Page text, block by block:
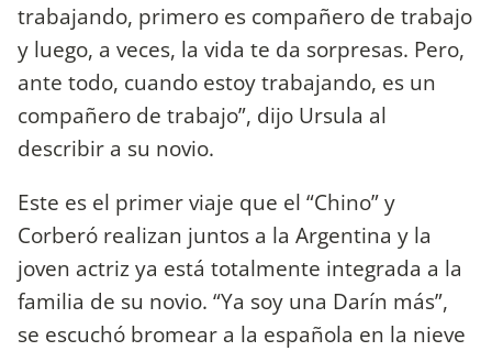
trabajando, primero es compañero de trabajo
y luego, a veces, la vida te da sorpresas. Pero,
ante todo, cuando estoy trabajando, es un
compañero de trabajo”, dijo Ursula al
describir a su novio.
Este es el primer viaje que el “Chino” y
Corberó realizan juntos a la Argentina y la
joven actriz ya está totalmente integrada a la
familia de su novio. “Ya soy una Darín más”,
se escuchó bromear a la española en la nieve